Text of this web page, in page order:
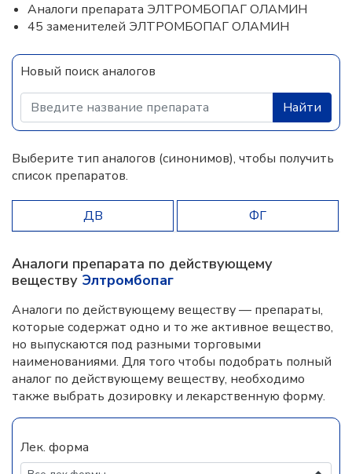
Аналоги препарата ЭЛТРОМБОПАГ ОЛАМИН
45 заменителей ЭЛТРОМБОПАГ ОЛАМИН
Новый поиск аналогов
Найти
Выберите тип аналогов (синонимов), чтобы получить
список препаратов.
ДВ ФГ
Аналоги препарата по действующему
веществу Элтромбопаг
Аналоги по действующему веществу — препараты,
которые содержат одно и то же активное вещество,
но выпускаются под разными торговыми
наименованиями. Для того чтобы подобрать полный
аналог по действующему веществу, необходимо
также выбрать дозировку и лекарственную форму.
Лек. форма